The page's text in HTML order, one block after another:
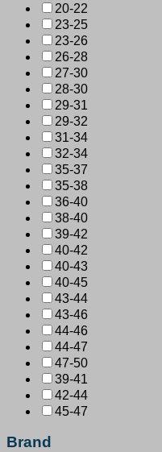
20-22
23-25
23-26
26-28
27-30
28-30
29-31
29-32
31-34
32-34
35-37
35-38
36-40
38-40
39-42
40-42
40-43
40-45
43-44
43-46
44-46
44-47
47-50
39-41
42-44
45-47
Brand